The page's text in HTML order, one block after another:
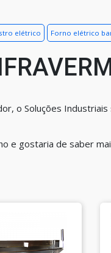
elétrico Forno elétrico
o Soluções
e gostaria de saber